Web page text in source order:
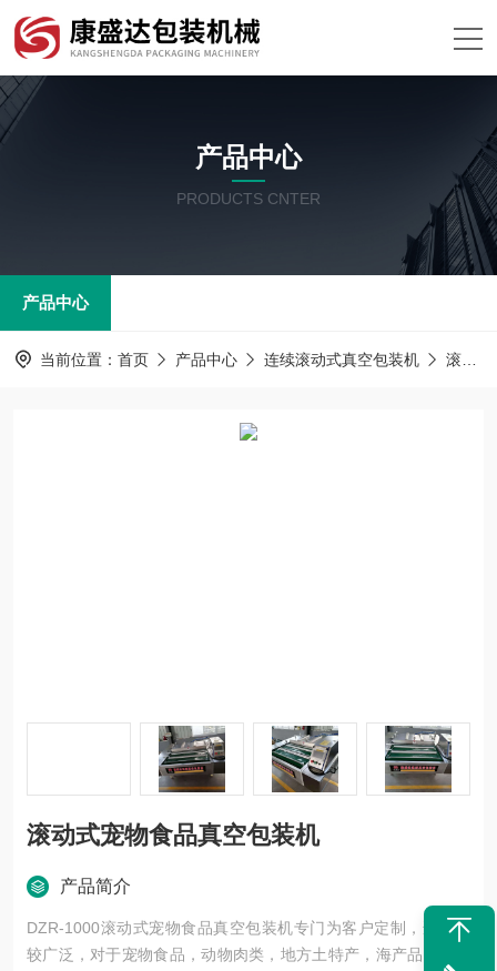
产品中心
PRODUCTS CNTER
产品中心
当前位置： 首页 产品中心 连续滚动式真空包装机 滚动真空包装机
滚动式宠物食品真空包装机
产品简介
DZR-1000滚动式宠物食品真空包装机专门为客户定制，适用比
较广泛，对于宠物食品，动物肉类，地方土特产，海产品，休闲